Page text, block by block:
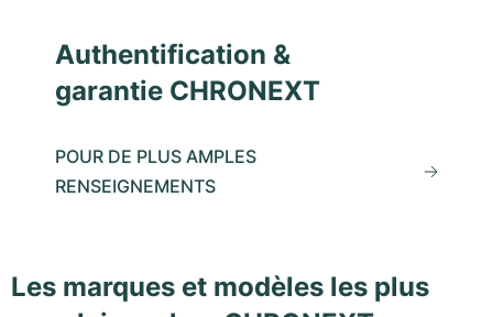
Authentification &
garantie CHRONEXT
POUR DE PLUS AMPLES
RENSEIGNEMENTS
Les marques et modèles les plus